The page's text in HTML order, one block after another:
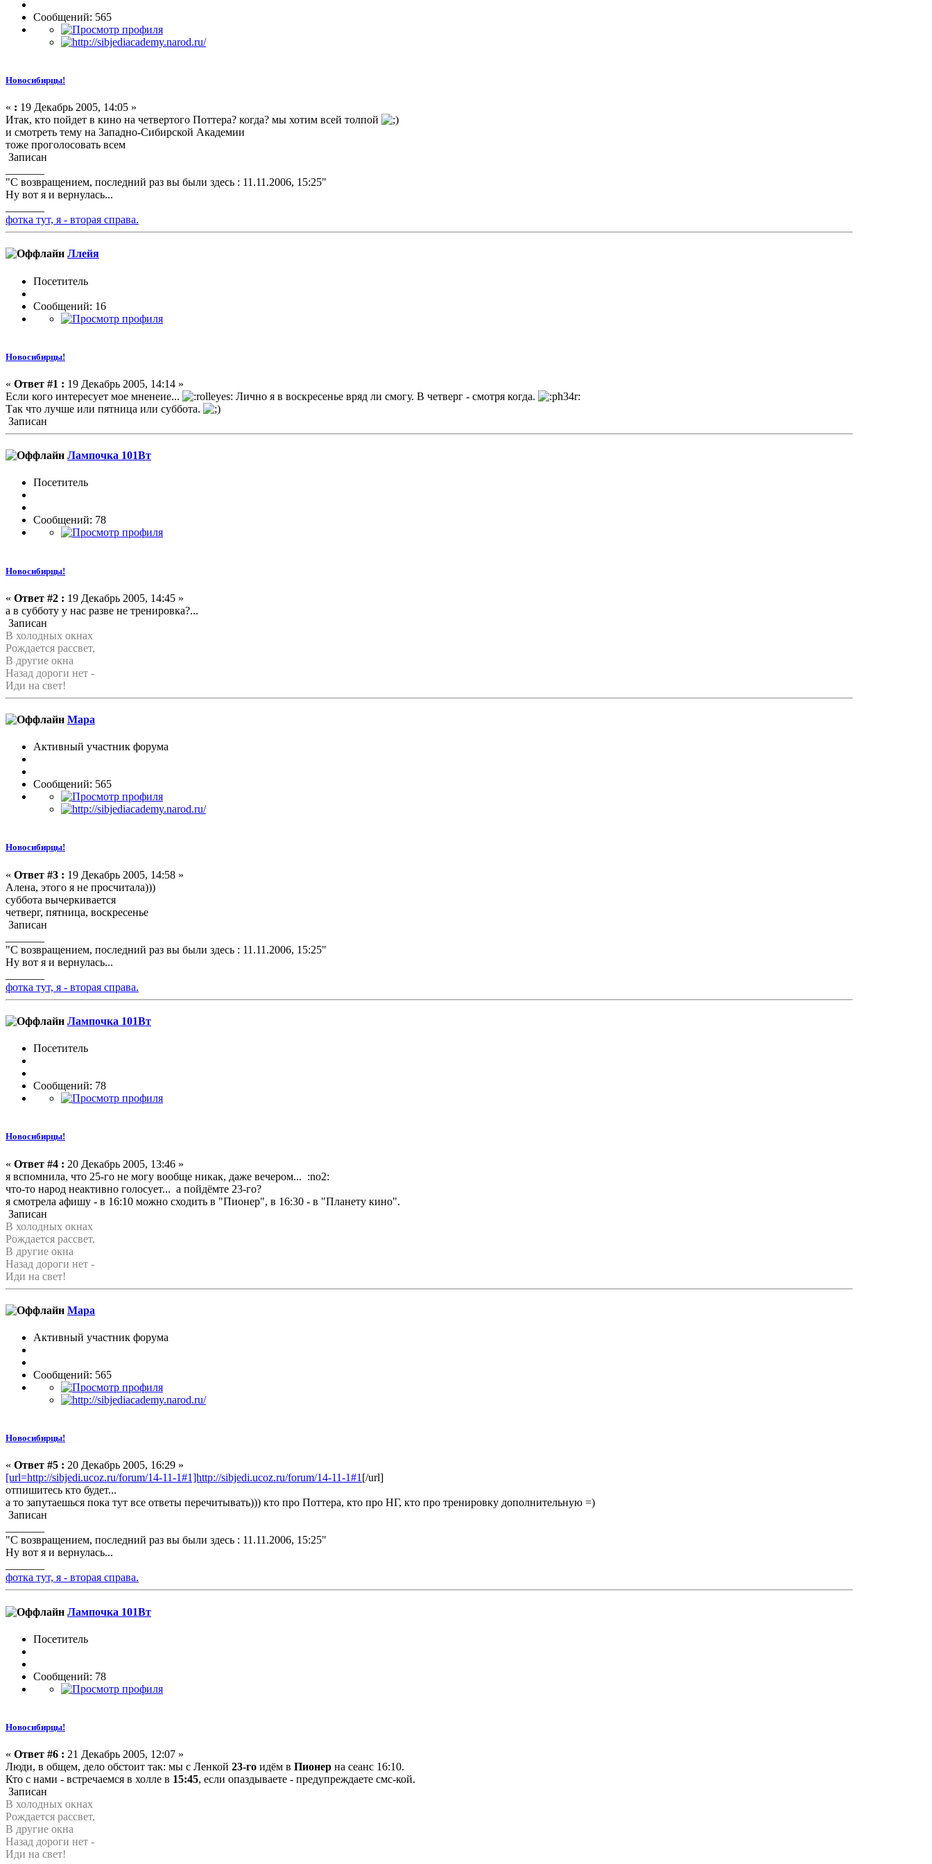
Сообщений: 565
Новосибирцы!
« : 19 Декабрь 2005, 14:05 »
Итак, кто пойдет в кино на четвертого Поттера? когда? мы хотим всей толпой
и смотреть тему на Западно-Сибирской Академии
тоже проголосовать всем
Записан
"С возвращением, последний раз вы были здесь : 11.11.2006, 15:25"
Ну вот я и вернулась...
фотка тут, я - вторая справа.
Ллейя
Посетитель
Сообщений: 16
Новосибирцы!
« Ответ #1 : 19 Декабрь 2005, 14:14 »
Если кого интересует мое мненеие...
Лично я в воскресенье вряд ли смогу. В четверг - смотря когда.
Так что лучше или пятница или суббота.
Записан
Лампочка 101Вт
Посетитель
Сообщений: 78
Новосибирцы!
« Ответ #2 : 19 Декабрь 2005, 14:45 »
а в субботу у нас разве не тренировка?...
Записан
В холодных окнах
Рождается рассвет,
В другие окна
Назад дороги нет -
Иди на свет!
Мара
Активный участник форума
Сообщений: 565
Новосибирцы!
« Ответ #3 : 19 Декабрь 2005, 14:58 »
Алена, этого я не просчитала)))
суббота вычеркивается
четверг, пятница, воскресенье
Записан
"С возвращением, последний раз вы были здесь : 11.11.2006, 15:25"
Ну вот я и вернулась...
фотка тут, я - вторая справа.
Лампочка 101Вт
Посетитель
Сообщений: 78
Новосибирцы!
« Ответ #4 : 20 Декабрь 2005, 13:46 »
я вспомнила, что 25-го не могу вообще никак, даже вечером... :no2:
что-то народ неактивно голосует... а пойдёмте 23-го?
я смотрела афишу - в 16:10 можно сходить в "Пионер", в 16:30 - в "Планету кино".
Записан
В холодных окнах
Рождается рассвет,
В другие окна
Назад дороги нет -
Иди на свет!
Мара
Активный участник форума
Сообщений: 565
Новосибирцы!
« Ответ #5 : 20 Декабрь 2005, 16:29 »
[url=http://sibjedi.ucoz.ru/forum/14-11-1#1]http://sibjedi.ucoz.ru/forum/14-11-1#1 [/url]
отпишитесь кто будет...
а то запутаешься пока тут все ответы перечитывать))) кто про Поттера, кто про НГ, кто про тренировку дополнительную =)
Записан
"С возвращением, последний раз вы были здесь : 11.11.2006, 15:25"
Ну вот я и вернулась...
фотка тут, я - вторая справа.
Лампочка 101Вт
Посетитель
Сообщений: 78
Новосибирцы!
« Ответ #6 : 21 Декабрь 2005, 12:07 »
Люди, в общем, дело обстоит так: мы с Ленкой 23-го идём в Пионер на сеанс 16:10.
Кто с нами - встречаемся в холле в 15:45, если опаздываете - предупреждаете смс-кой.
Записан
В холодных окнах
Рождается рассвет,
В другие окна
Назад дороги нет -
Иди на свет!